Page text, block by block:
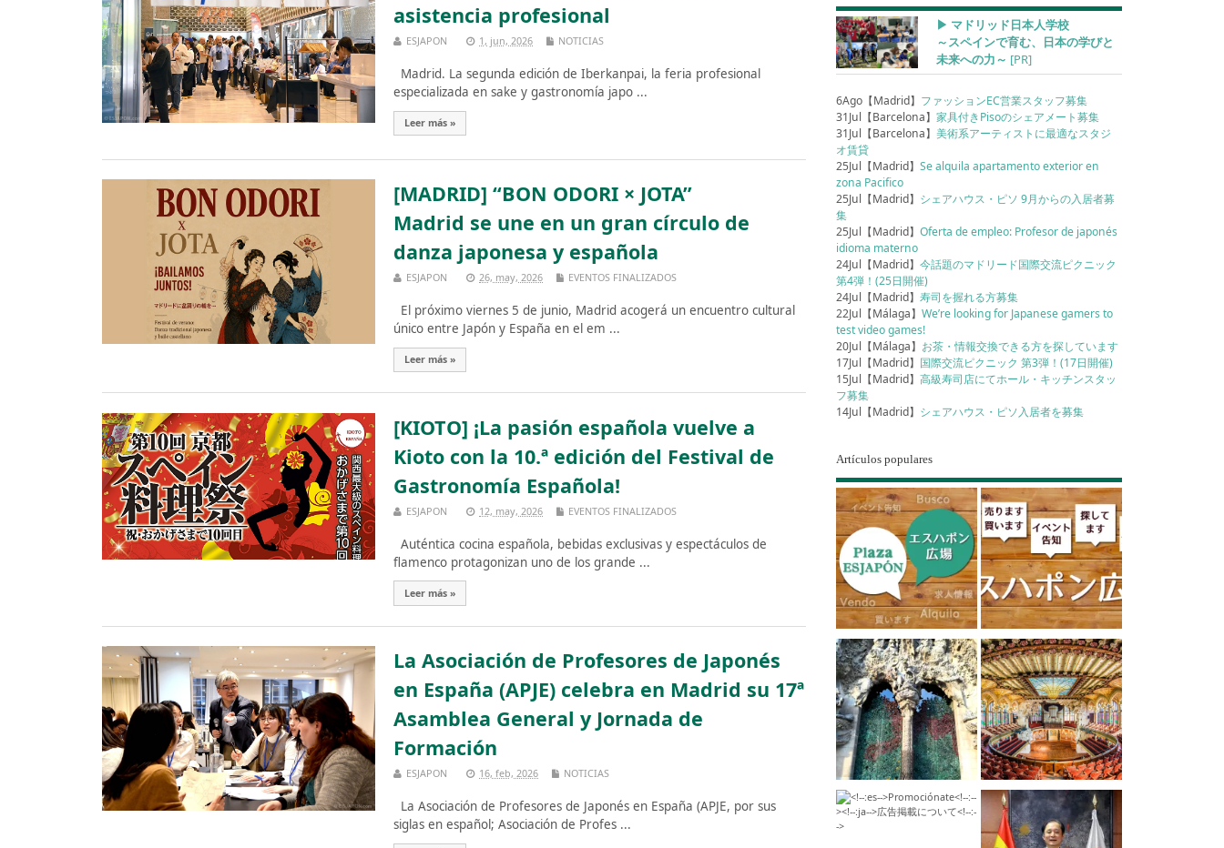
asistencia profesional
ESJAPON 1, jun, 2026 NOTICIAS
Madrid. La segunda edición de Iberkanpai, la feria profesional
especializada en sake y gastronomía japo ...
Leer más »
[MADRID] “BON ODORI × JOTA”
Madrid se une en un gran círculo de
danza japonesa y española
ESJAPON 26, may, 2026 EVENTOS FINALIZADOS
El próximo viernes 5 de junio, Madrid acogerá un encuentro cultural
único entre Japón y España en el em ...
Leer más »
[KIOTO] ¡La pasión española vuelve a
Kioto con la 10.ª edición del Festival de
Gastronomía Española!
ESJAPON 12, may, 2026 EVENTOS FINALIZADOS
Auténtica cocina española, bebidas exclusivas y espectáculos de
flamenco protagonizan uno de los grande ...
Leer más »
La Asociación de Profesores de Japonés
en España (APJE) celebra en Madrid su 17ª
Asamblea General y Jornada de
Formación
ESJAPON 16, feb, 2026 NOTICIAS
La Asociación de Profesores de Japonés en España (APJE, por sus
siglas en español; Asociación de Profes ...
▶︎ マドリッド日本人学校
～スペインで育む、日本の学びと
未来への力～ [PR]
6Ago【Madrid】 ファッションEC営業スタッフ募集
31Jul【Barcelona】家具付きPisoのシェアメート募集
31Jul【Barcelona】美術系アーティストに最適なスタジ
オ賃貸
25Jul【Madrid】Se alquila apartamento exterior en
zona Pacifico
25Jul【Madrid】 シェアハウス・ピソ 9月からの入居者募
集
25Jul【Madrid】Oferta de empleo: Profesor de japonés
idioma materno
24Jul【Madrid】今話題のマドリード国際交流ピクニック
第4弾！(25日開催)
24Jul【Madrid】寿司を握れる方募集
22Jul【Málaga】We’re looking for Japanese gamers to
test video games!
20Jul【Málaga】 お茶・情報交換できる方を探しています
17Jul【Madrid】 国際交流ピクニック 第3弾！(17日開催)
15Jul【Madrid】高級寿司店にてホール・キッチンスタッ
フ募集
14Jul【Madrid】 シェアハウス・ピソ入居者を募集
Artículos populares